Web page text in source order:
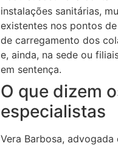
instalações sanitárias,
existentes nos pontos
de carregamento dos
e, ainda, na sede ou
em sentença.
O que dizem
especialistas
Vera Barbosa, advogada